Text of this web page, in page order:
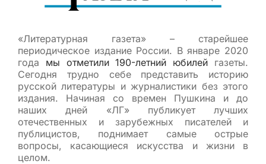
«Литературная газета» – старейшее
периодическое издание России. В январе 2020
года мы отметили 190-летний юбилей газеты.
Сегодня трудно себе представить историю
русской литературы и журналистики без этого
издания. Начиная со времен Пушкина и до
наших дней «ЛГ» публикует лучших
отечественных и зарубежных писателей и
публицистов, поднимает самые острые
вопросы, касающиеся искусства и жизни в
целом.